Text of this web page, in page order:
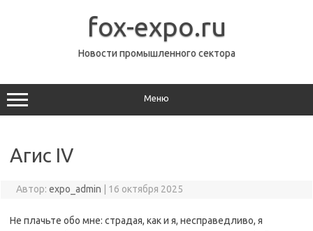
fox-expo.ru
Новости промышленного сектора
Меню
Агис IV
Автор: expo_admin 16 октября 2025
Не плачьте обо мне: страдая, как и я, несправедливо, я